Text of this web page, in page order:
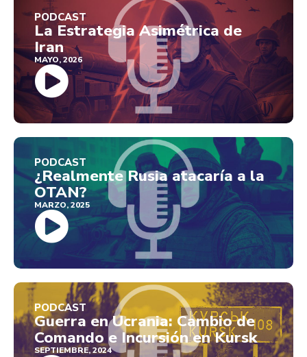
PODCAST
La Estrategia Asimétrica de
Iran
MAYO, 2026
PODCAST
¿Realmente Rusia atacaría a la
OTAN?
MARZO, 2025
PODCAST
Guerra en Ucrania: Cambio de
Comando e Incursión en Kursk
SEPTIEMBRE, 2024